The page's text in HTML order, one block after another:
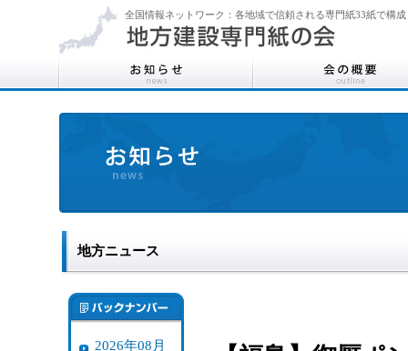
全国情報ネットワーク：各地域で信頼される専門紙33紙で構成
地方ニュース
2026年08月